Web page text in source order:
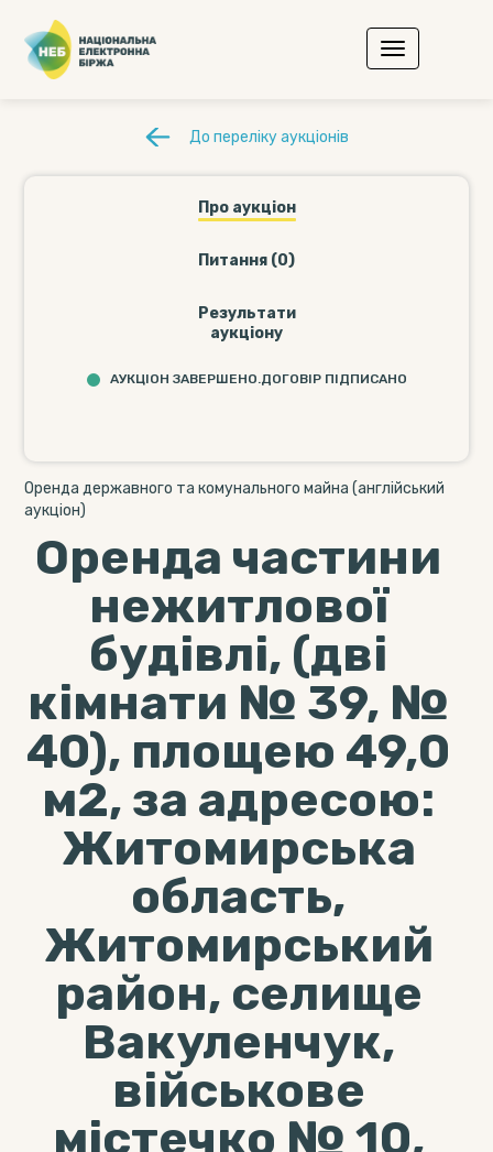
До переліку аукціонів
Про аукціон
Питання (0)
Результати
аукціону
АУКЦІОН ЗАВЕРШЕНО.ДОГОВІР ПІДПИСАНО
Оренда державного та комунального майна (англійський
аукціон)
Оренда частини
нежитлової
будівлі, (дві
кімнати № 39, №
40), площею 49,0
м2, за адресою:
Житомирська
область,
Житомирський
район, селище
Вакуленчук,
військове
містечко № 10,